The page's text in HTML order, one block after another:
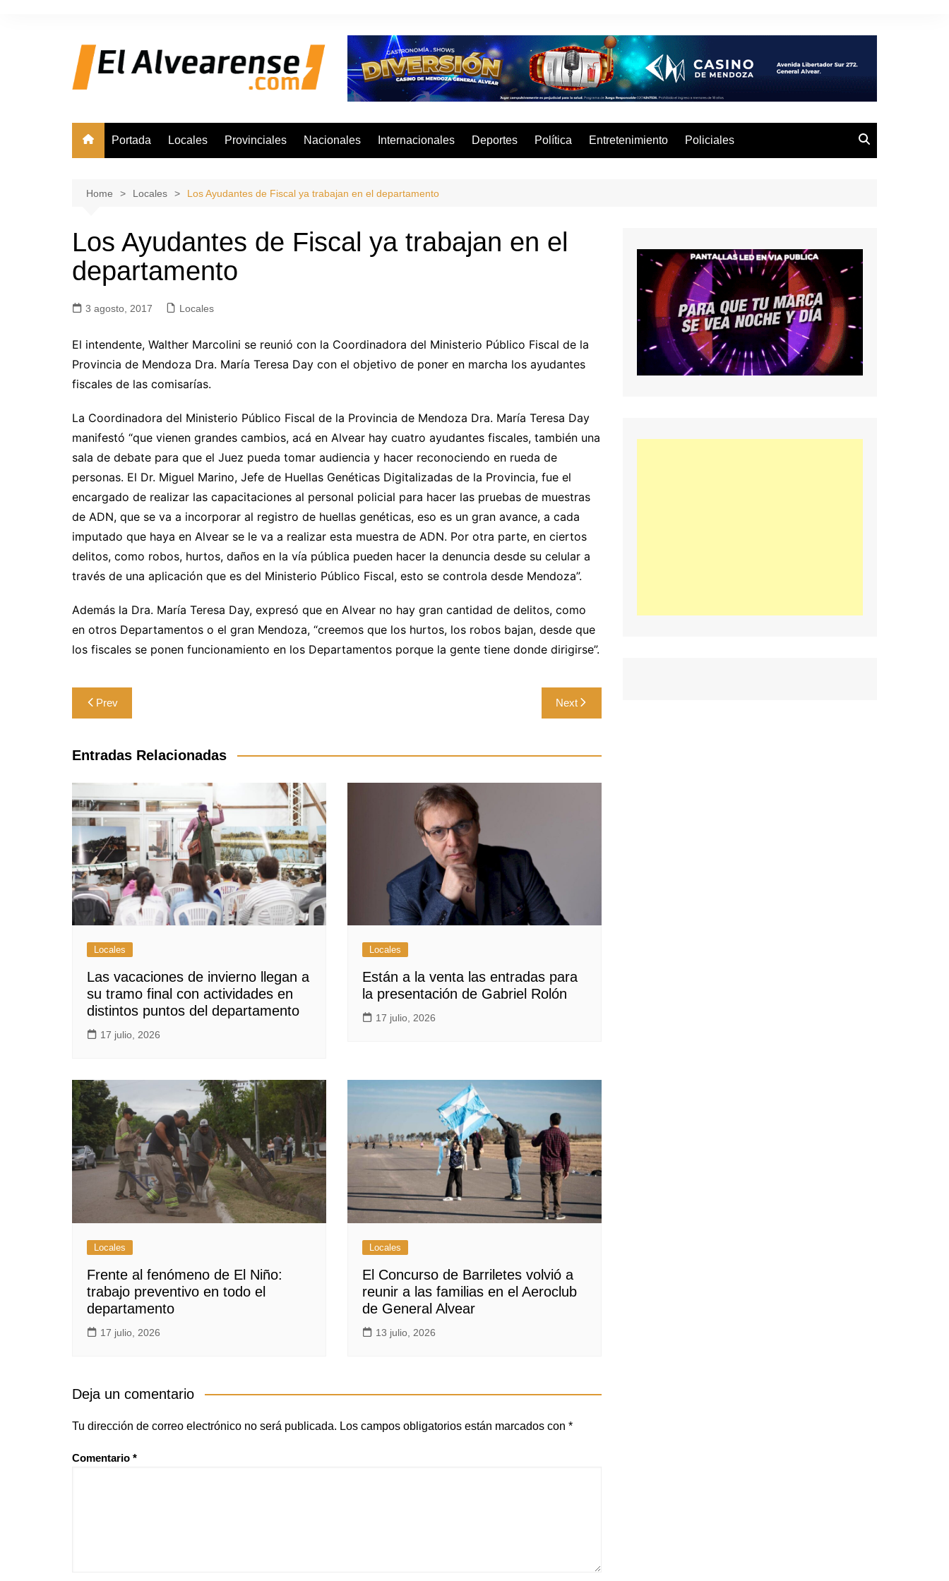
Portada Locales Provinciales Nacionales Internacionales Deportes Política Entretenimiento Policiales
Home Locales Los Ayudantes de Fiscal ya trabajan en el departamento
Los Ayudantes de Fiscal ya trabajan en el
departamento
3 agosto, 2017 Locales
El intendente, Walther Marcolini se reunió con la Coordinadora del Ministerio Público Fiscal de la
Provincia de Mendoza Dra. María Teresa Day con el objetivo de poner en marcha los ayudantes
fiscales de las comisarías.
La Coordinadora del Ministerio Público Fiscal de la Provincia de Mendoza Dra. María Teresa Day
manifestó “que vienen grandes cambios, acá en Alvear hay cuatro ayudantes fiscales, también una
sala de debate para que el Juez pueda tomar audiencia y hacer reconociendo en rueda de
personas. El Dr. Miguel Marino, Jefe de Huellas Genéticas Digitalizadas de la Provincia, fue el
encargado de realizar las capacitaciones al personal policial para hacer las pruebas de muestras
de ADN, que se va a incorporar al registro de huellas genéticas, eso es un gran avance, a cada
imputado que haya en Alvear se le va a realizar esta muestra de ADN. Por otra parte, en ciertos
delitos, como robos, hurtos, daños en la vía pública pueden hacer la denuncia desde su celular a
través de una aplicación que es del Ministerio Público Fiscal, esto se controla desde Mendoza”.
Además la Dra. María Teresa Day, expresó que en Alvear no hay gran cantidad de delitos, como
en otros Departamentos o el gran Mendoza, “creemos que los hurtos, los robos bajan, desde que
los fiscales se ponen funcionamiento en los Departamentos porque la gente tiene donde dirigirse”.
Navegación
de
entradas
Prev Next
Entradas Relacionadas
Locales
Las vacaciones de invierno llegan a
su tramo final con actividades en
distintos puntos del departamento
17 julio, 2026
Locales
Están a la venta las entradas para
la presentación de Gabriel Rolón
17 julio, 2026
Locales
Frente al fenómeno de El Niño:
trabajo preventivo en todo el
departamento
17 julio, 2026
Locales
El Concurso de Barriletes volvió a
reunir a las familias en el Aeroclub
de General Alvear
13 julio, 2026
Deja un comentario
Tu dirección de correo electrónico no será publicada. Los campos obligatorios están marcados con *
Comentario *